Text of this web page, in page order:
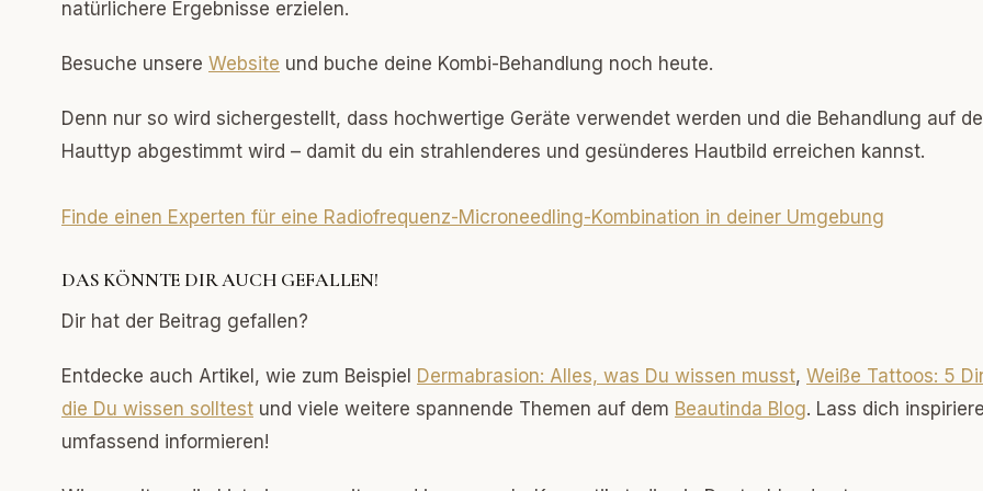
natürlichere Ergebnisse erzielen.
Besuche unsere Website und buche deine Kombi-Behandlung noch heute.
Denn nur so wird sichergestellt, dass hochwertige Geräte verwendet werden und die Behandlung auf
Hauttyp abgestimmt wird – damit du ein strahlenderes und gesünderes Hautbild erreichen kannst.
Finde einen Experten für eine Radiofrequenz-Microneedling-Kombination in deiner Umgebung
DAS KÖNNTE DIR AUCH GEFALLEN!
Dir hat der Beitrag gefallen?
Entdecke auch Artikel, wie zum Beispiel Dermabrasion: Alles, was Du wissen musst, Weiße Tattoos: 5
die Du wissen solltest und viele weitere spannende Themen auf dem Beautinda Blog. Lass dich
umfassend informieren!